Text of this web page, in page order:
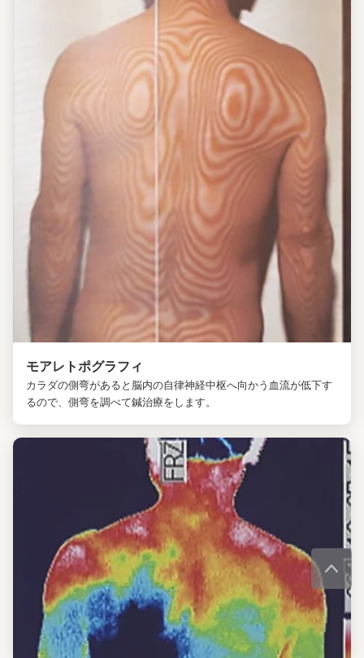
今すぐ無料相談
治療に関する相談、治療・検査のご予約もこちら
モアレトポグラフィ
カラダの側弯があると脳内の自律神経中枢へ向かう血流が低下す
るので、側弯を調べて鍼治療をします。